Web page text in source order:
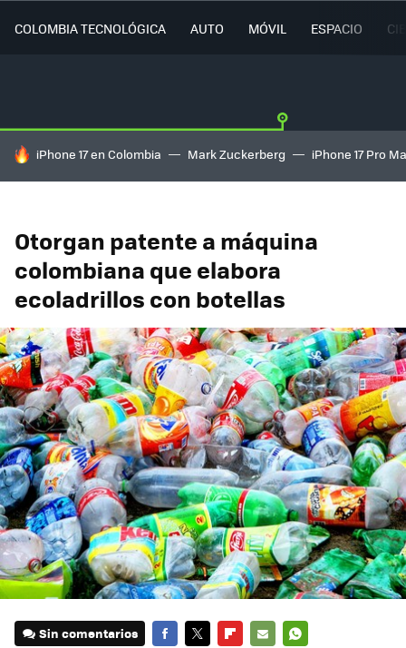
COLOMBIA TECNOLÓGICA AUTO MÓVIL ESPACIO
HOY SE HABLA DE
iPhone 17 en Colombia Mark Zuckerberg iPhone 17 Pro
Otorgan patente a máquina
colombiana que elabora
ecoladrillos con botellas
Sin comentarios